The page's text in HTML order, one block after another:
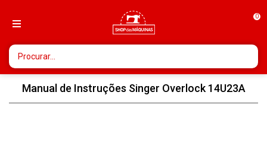
0
Manual de Instruções Singer Overlock 14U23A